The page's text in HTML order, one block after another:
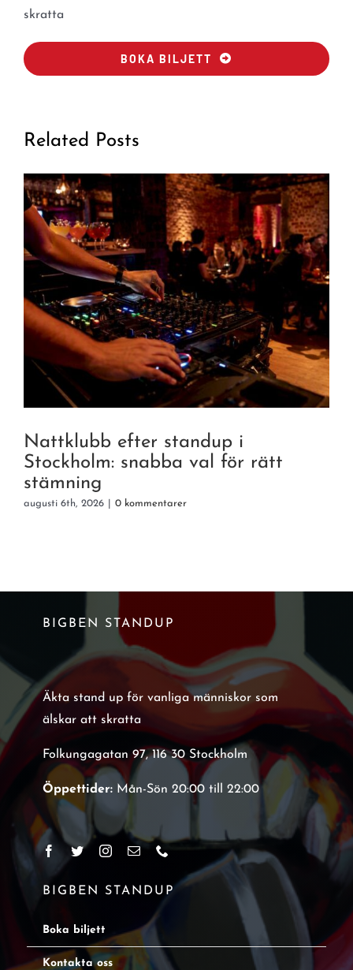
skratta
BOKA BILJETT
Related Posts
Nattklubb efter standup i
Stockholm: snabba val för rätt
stämning
augusti 6th, 2026 0 kommentarer
BIGBEN STANDUP
Äkta stand up för vanliga människor som
älskar att skratta
Folkungagatan 97, 116 30 Stockholm
Öppettider:Mån-Sön 20:00 till 22:00
BIGBEN STANDUP
Boka biljett
Kontakta oss